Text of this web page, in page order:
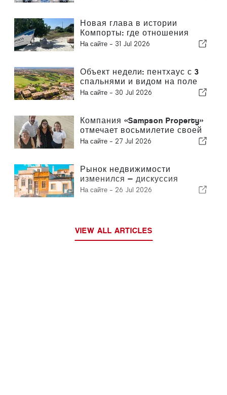
Новая глава в истории
Компорты: где отношения
открывают необыкновенные
На сайте - 31 Jul 2026
Объект недели: пентхаус с 3
спальнями и видом на поле
для гольфа и море в
На сайте - 30 Jul 2026
Компания «Sampson Property»
отмечает восьмилетие своей
деятельности
На сайте - 27 Jul 2026
Рынок недвижимости
изменился — дискуссия
продолжается, как и в
На сайте - 26 Jul 2026
VIEW ALL ARTICLES